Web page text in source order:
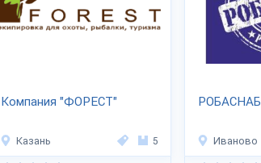
Компания "ФОРЕСТ"
Казань 5
РОБАСНАБ
Иваново